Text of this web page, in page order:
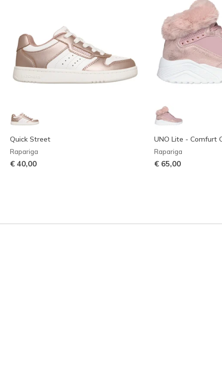
Quick Street
Rapariga
€ 40,00
UNO Lite - Comfurt
Rapariga
€ 65,00